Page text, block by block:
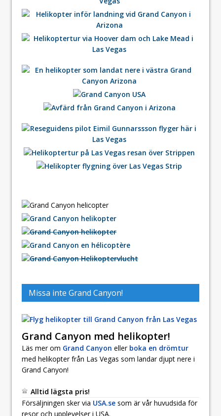
Missa inte Grand Canyon!
Grand Canyon med helikopter!
Läs mer om Grand Canyon eller boka en drömtur
med helikopter från Las Vegas som landar djupt nere i
Grand Canyon!
Alltid lägsta pris!
Försäljningen sker via USA.se som är vår huvudsida för
resor och upplevelser i USA.